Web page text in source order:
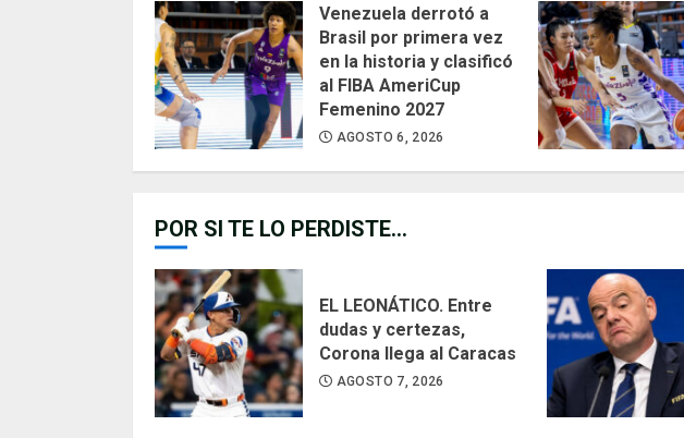
Venezuela derrotó a
Brasil por primera vez
en la historia y clasificó
al FIBA AmeriCup
Femenino 2027
AGOSTO 6, 2026
POR SI TE LO PERDISTE...
EL LEONÁTICO. Entre
dudas y certezas,
Corona llega al Caracas
AGOSTO 7, 2026